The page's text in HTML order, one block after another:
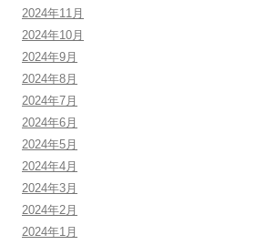
2024年11月
2024年10月
2024年9月
2024年8月
2024年7月
2024年6月
2024年5月
2024年4月
2024年3月
2024年2月
2024年1月